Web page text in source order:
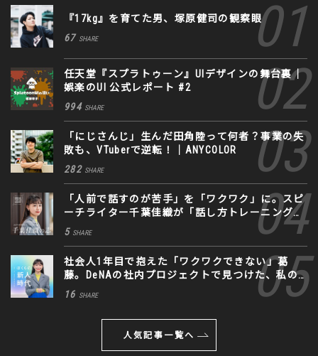
『17kg』を育てた男、塚原健司の観察眼
67 SHARE
任天堂『スプラトゥーン』UIデザインの舞台裏｜
娯楽のUI 公式レポート #2
994 SHARE
「にじさんじ」生んだ田角陸って何者？事業の失
敗も、VTuberで逆転！｜ANYCOLOR
282 SHARE
「人前で話すのが苦手」を「ワクワク」に。スピ
ーチライター千葉佳織が「話し方トレーニング」
に込めた思い
5 SHARE
社会人1年目で抱えた「ワクワクできない」葛
藤。DeNAの社内プロジェクトで見つけた、私の
生きる道
16 SHARE
人気記事一覧へ